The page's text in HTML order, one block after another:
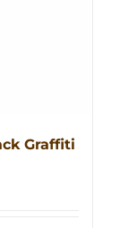
Graffiti